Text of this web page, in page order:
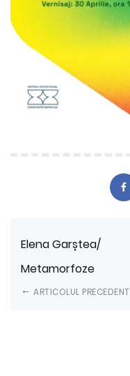
Elena Garștea/
Metamorfoze
ARTICOLUL PRECEDENT